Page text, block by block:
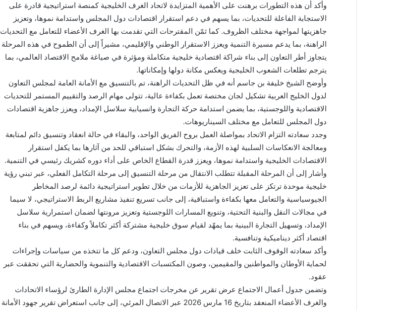
وأكد أن هذه التطورات برهنت على الأهمية المتزايدة لاتحاد الغرف الخليجية كمنصة استراتيجية قادرة على
الاستجابة الفاعلة للتحديات، بما يسهم في دعم استقرار اقتصادات دول المجلس واستدامة نموها، وتعزيز
جاهزيتها لمواجهة مختلف الظروف. كما ثمّن المقترحات التي تقدمت بها الغرف الأعضاء للتعامل مع التحديات
الراهنة، بما يدعم مسيرة التنمية ويعزز الاستقرار الوطني والإقليمي، مشيراً إلى أن الطموح في هذه المرحلة
يتجاوز أطر التعاون إلى بناء شراكة اقتصادية خليجية متكاملة ومؤثرة في صياغة ملامح الاقتصاد العالمي، بما
يترجم تطلعات الشعوب الخليجية ويعكس مكانة دولها وإمكاناتها.
وأوضح الشيخ خليفة بن جاسم أنه في ظل التحديات الراهنة، تم بالتنسيق مع الأمانة العامة لمجلس التعاون
لدول الخليج العربية تشكيل لجان مختصة تعمل بكفاءة عالية، تتولى مهام الرصد والتقييم المستمر للتحديات
الاقتصادية واللوجستية، بما يضمن استدامة حركة التجارة وانسيابية سلاسل الإمداد، ويعزز جاهزية اقتصادات
دول المجلس للتعامل مع مختلف السيناريوهات.
وجدد سعادته التزام الاتحاد بمواصلة العمل بروح الفريق الواحد، والبقاء في حالة انعقاد وتنسيق دائم لمتابعة
ومعالجة الانعكاسات السلبية لهذه الأزمة، والتحرك بشكل استباقي للحد من آثارها بما يكفل استقرار
الاقتصادات الخليجية واستدامة نموها، ويعزز قدرة القطاع الخاص على أداء دوره كشريك رئيسي في التنمية.
وأشار إلى أن المرحلة المقبلة تتطلب الانتقال من مرحلة التنسيق إلى مرحلة التكامل الفعلي، عبر تبني رؤية
خليجية موحدة ترتكز على تعزيز الجاهزية للأزمات من خلال تطوير استراتيجية دائمة لرصد المخاطر
الجيوسياسية والتعامل معها بكفاءة واستباقية، إلى جانب تسريع تنفيذ مشاريع الربط الاستراتيجي، لا سيما
في مجالات النقل والبنية التحتية، وتنويع المسارات اللوجستية وتعزيز مرونتها لضمان استمرارية سلاسل
الإمداد، وتسهيل التجارة البينية بما يمهّد لقيام سوق خليجية مشتركة أكثر تكاملاً وكفاءة، ويسهم في بناء
اقتصاد أكثر ديناميكية وتنافسية.
وأكد سعادته الوقوف الثابت خلف قيادات دول مجلس التعاون، ودعم كل ما تتخذه من سياسات وإجراءات
لحماية الأوطان والمواطنين والمقيمين، وصون المكتسبات الاقتصادية والتنموية والحضارية التي تحققت عبر
عقود.
وتضمن جدول أعمال الاجتماع عرض تقرير عن مخرجات اجتماع مجلس الإدارة الطارئ لرؤساء الاتحادات
والغرف الأعضاء المنعقد بتاريخ 16 مارس 2026 عبر الاتصال المرئي، إلى جانب استعراض تقرير جهود الأمانة